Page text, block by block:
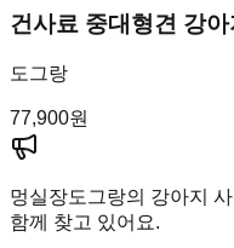
건사료 중대형견 강
도그랑
77,900원
멍실장도그랑의 강아지
함께 찾고 있어요.